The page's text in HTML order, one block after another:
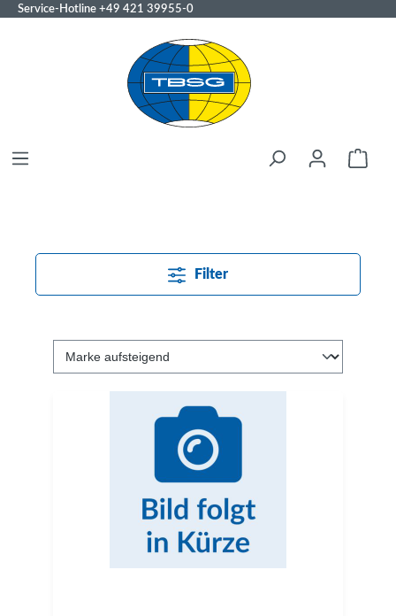
Service-Hotline +49 421 39955-0
Filter